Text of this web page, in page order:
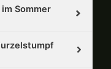
Sommer